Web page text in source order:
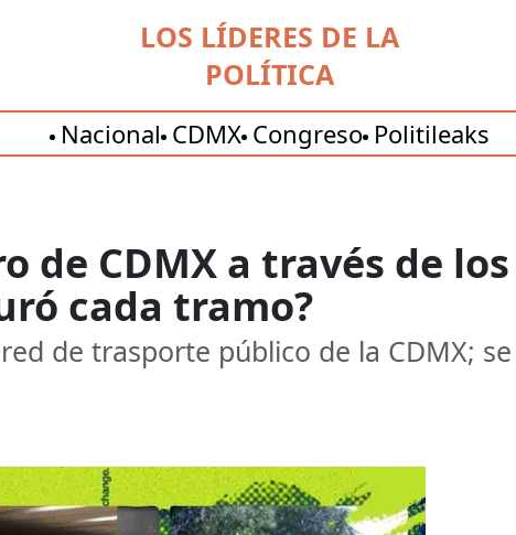
LOS LÍDERES DE LA
POLÍTICA
Nacional CDMX Congreso Politileaks
de CDMX a través de
cada tramo?
de trasporte público de la CDMX;